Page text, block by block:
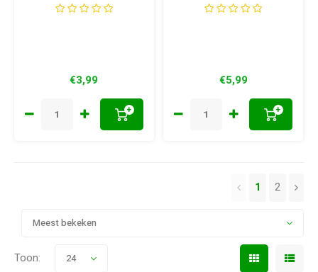
€3,99
+
€5,99
+
Meest bekeken
1 2
Toon: 24